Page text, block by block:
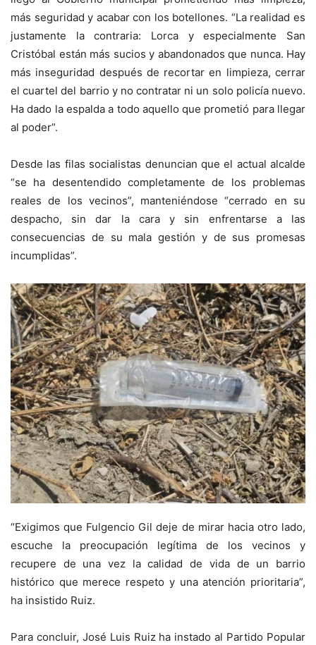
más seguridad y acabar con los botellones. “La realidad es
justamente la contraria: Lorca y especialmente San
Cristóbal están más sucios y abandonados que nunca. Hay
más inseguridad después de recortar en limpieza, cerrar
el cuartel del barrio y no contratar ni un solo policía nuevo.
Ha dado la espalda a todo aquello que prometió para llegar
al poder”.
Desde las filas socialistas denuncian que el actual alcalde
“se ha desentendido completamente de los problemas
reales de los vecinos”, manteniéndose “cerrado en su
despacho, sin dar la cara y sin enfrentarse a las
consecuencias de su mala gestión y de sus promesas
incumplidas”.
“Exigimos que Fulgencio Gil deje de mirar hacia otro lado,
escuche la preocupación legítima de los vecinos y
recupere de una vez la calidad de vida de un barrio
histórico que merece respeto y una atención prioritaria”,
ha insistido Ruiz.
Para concluir, José Luis Ruiz ha instado al Partido Popular